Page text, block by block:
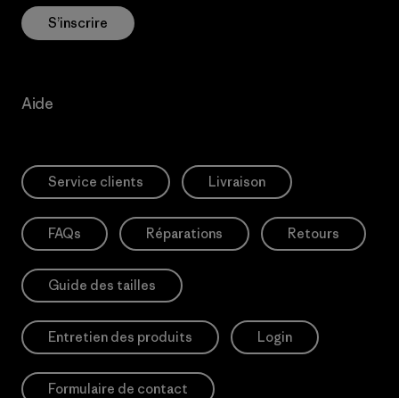
S’inscrire
Aide
Service clients Livraison
FAQs Réparations Retours
Guide des tailles
Entretien des produits Login
Formulaire de contact